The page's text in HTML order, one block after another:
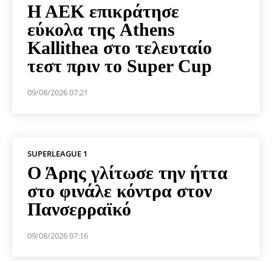
Η ΑΕΚ επικράτησε
εύκολα της Athens
Kallithea στο τελευταίο
τεστ πριν το Super Cup
09/08/2026 07:21
SUPERLEAGUE 1
Ο Άρης γλίτωσε την ήττα
στο φινάλε κόντρα στον
Πανσερραϊκό
09/08/2026 07:16